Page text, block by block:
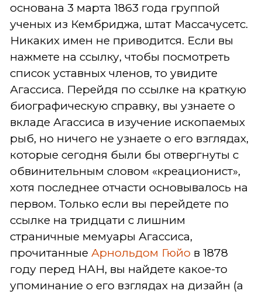
основана 3 марта 1863 года группой
ученых из Кембриджа, штат Массачусетс.
Никаких имен не приводится. Если вы
нажмете на ссылку, чтобы посмотреть
список уставных членов, то увидите
Агассиса. Перейдя по ссылке на краткую
биографическую справку, вы узнаете о
вкладе Агассиса в изучение ископаемых
рыб, но ничего не узнаете о его взглядах,
которые сегодня были бы отвергнуты с
обвинительным словом «креационист»,
хотя последнее отчасти основывалось на
первом. Только если вы перейдете по
ссылке на тридцати с лишним
страничные мемуары Агассиса,
прочитанные Арнольдом Гюйо в 1878
году перед НАН, вы найдете какое-то
упоминание о его взглядах на дизайн (а